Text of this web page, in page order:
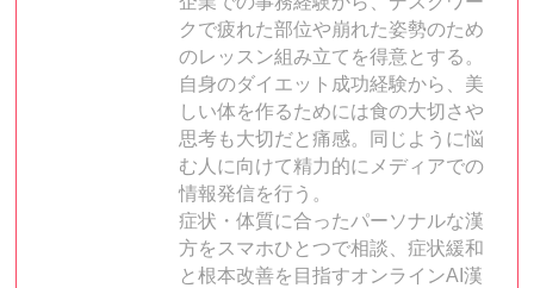
クで疲れた部位や崩れた姿勢のため
のレッスン組み立てを得意とする。
自身のダイエット成功経験から、美
しい体を作るためには食の大切さや
思考も大切だと痛感。同じように悩
む人に向けて精力的にメディアでの
情報発信を行う。
症状・体質に合ったパーソナルな漢
方をスマホひとつで相談、症状緩和
と根本改善を目指すオンラインAI漢